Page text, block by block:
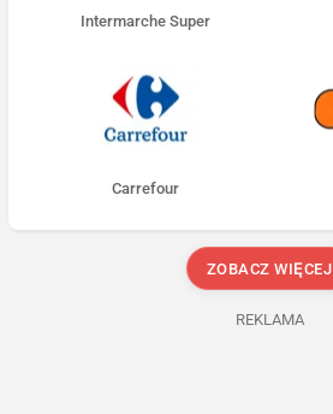
Intermarche Super
Carrefour
ZOBACZ WIĘCEJ
REKLAMA